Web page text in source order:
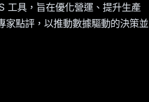
具，旨在優化營運、提升生產
家點評，以推動數據驅動的決策並